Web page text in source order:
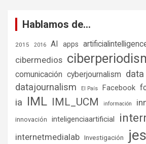
Hablamos de…
2015 2016 AI apps
cibermedios
comunicación cyberjournalism data
datajournalism El País Facebook
ia IML IML_UCM información
innovación inteligenciaartificial
internetmedialab Investigación